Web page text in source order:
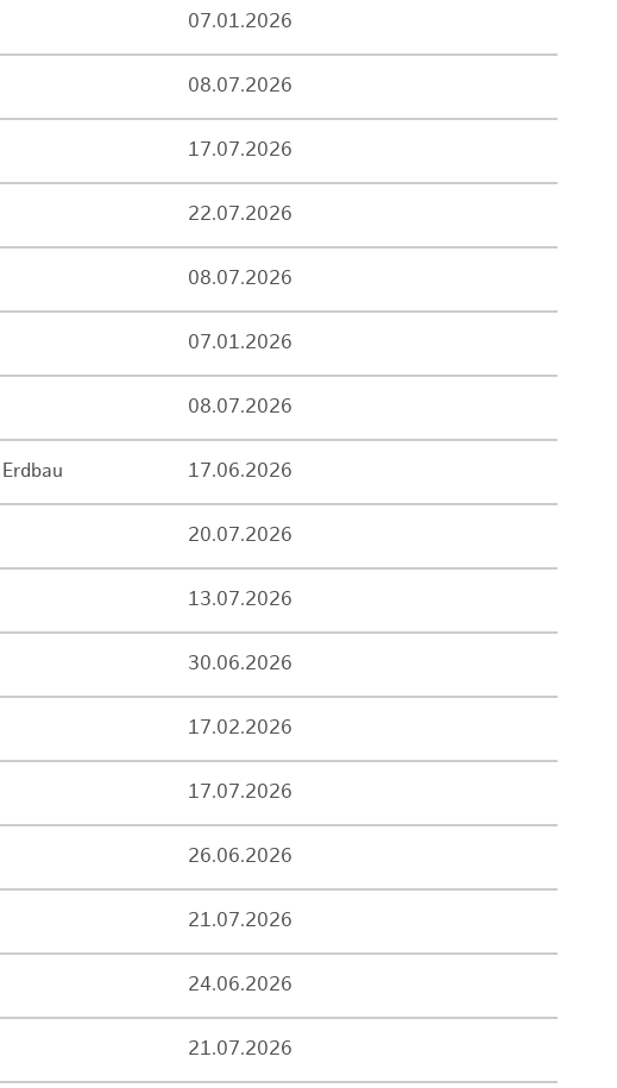
07.01.2026
08.07.2026
17.07.2026
22.07.2026
08.07.2026
07.01.2026
08.07.2026
17.06.2026
20.07.2026
13.07.2026
30.06.2026
17.02.2026
17.07.2026
26.06.2026
21.07.2026
24.06.2026
21.07.2026